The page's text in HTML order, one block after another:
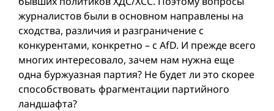
журналистов были в основном направлены на
сходства, различия и разграничение с
конкурентами, конкретно – с AfD. И прежде всего
многих интересовало, зачем нам нужна еще
одна буржуазная партия? Не будет ли это скорее
способствовать фрагментации партийного
ландшафта?